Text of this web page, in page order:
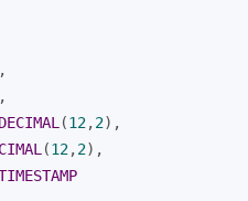
DECIMAL (12,2),
(12,2),